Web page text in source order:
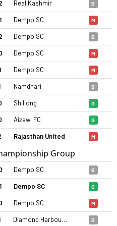
Real Kashmir B
Dempo SC M
Dempo SC B
Dempo SC M
Dempo SC M
Namdhari B
Shillong G
Aizawl FC G
Rajasthan United M
Group
Dempo SC B
Dempo SC G
Dempo SC M
Diamond Harbour FC B